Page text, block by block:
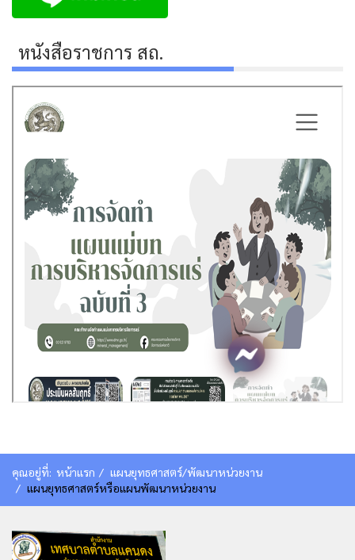
หนังสือราชการ สถ.
คุณอยู่ที่: หน้าแรก
แผนยุทธศาสตร์/พัฒนาหน่วยงาน
แผนยุทธศาสตร์หรือแผนพัฒนาหน่วยงาน